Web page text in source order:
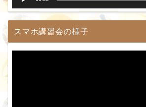
スマホ講習会の様子